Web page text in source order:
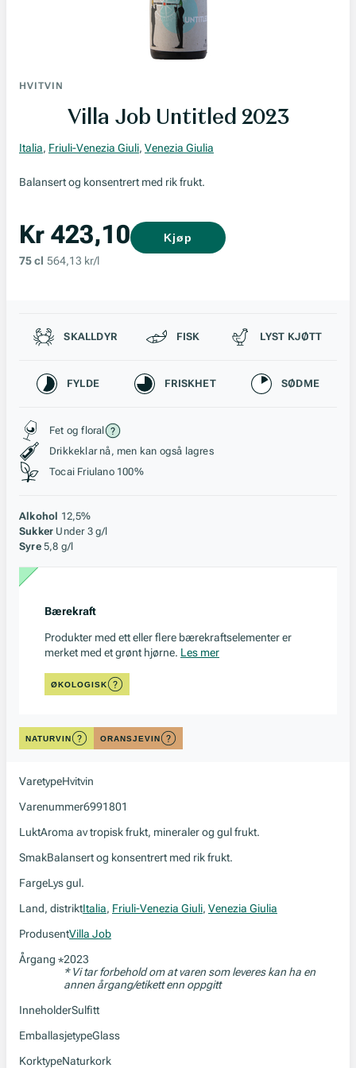
HVITVIN
Villa Job Untitled 2023
Italia, Friuli-Venezia Giuli, Venezia Giulia
Balansert og konsentrert med rik frukt.
Kr 423,10
75 cl 564,13 kr/l
Kjøp
Passer til
SKALLDYR FISK LYST KJØTT
Karakteristikk
FYLDE FRISKHET SØDME
Stil, lagring og råstoff
Fet og floral
Drikkeklar nå, men kan også lagres
Tocai Friulano 100%
Alkohol 12,5%
Sukker Under 3 g/l
Syre 5,8 g/l
Bærekraft
Produkter med ett eller flere bærekraftselementer er
merket med et grønt hjørne. Les mer
ØKOLOGISK
NATURVIN ORANSJEVIN
VaretypeHvitvin
Varenummer6991801
LuktAroma av tropisk frukt, mineraler og gul frukt.
SmakBalansert og konsentrert med rik frukt.
FargeLys gul.
Land, distriktItalia, Friuli-Venezia Giuli, Venezia Giulia
ProdusentVilla Job
Årgang *2023
* Vi tar forbehold om at varen som leveres kan ha en
annen årgang/etikett enn oppgitt
InneholderSulfitt
EmballasjetypeGlass
KorktypeNaturkork